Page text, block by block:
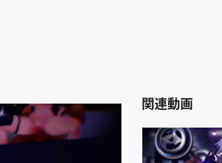
関連動画